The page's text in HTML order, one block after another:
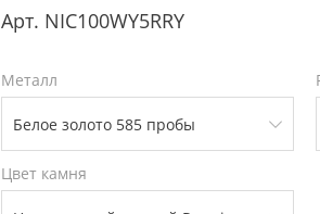
Арт. NIC100WY5RRY
Металл
Цвет камня